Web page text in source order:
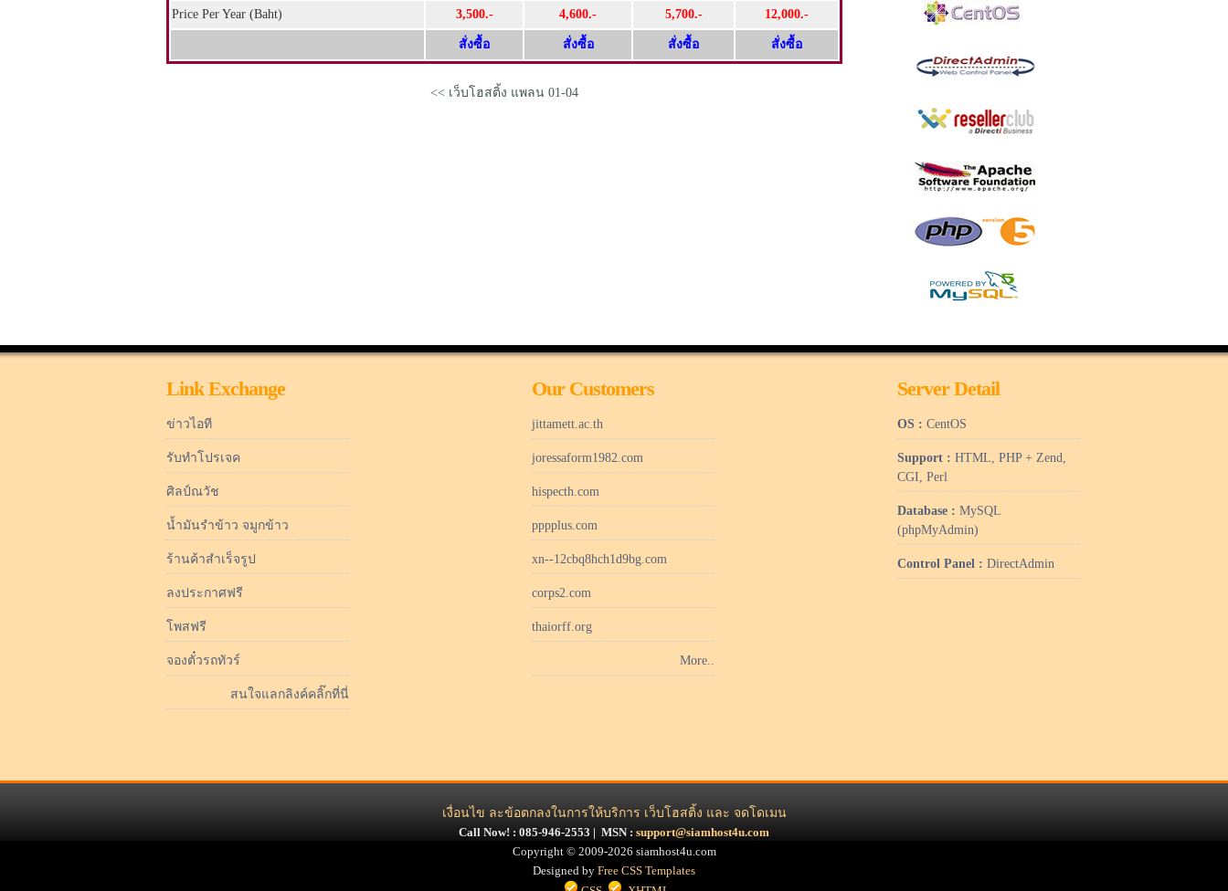
Price Per Year (Baht)
3,500.- 4,600.- 5,700.- 12,000.-
สั่งซื้อ สั่งซื้อ สั่งซื้อ สั่งซื้อ
<< เว็บโฮสติ้ง แพลน 01-04
Server Detail
OS : CentOS
Support : HTML, PHP + Zend,
CGI, Perl
Database : MySQL
(phpMyAdmin)
Control Panel : DirectAdmin
Link Exchange
ข่าวไอที
รับทำโปรเจค
ศิลป์ณวัช
น้ำมันรำข้าว จมูกข้าว
ร้านค้าสำเร็จรูป
ลงประกาศฟรี
โพสฟรี
จองตั๋วรถทัวร์
สนใจแลกลิงค์คลิ๊กที่นี่
Our Customers
jittamett.ac.th
joressaform1982.com
hispecth.com
pppplus.com
xn--12cbq8hch1d9bg.com
corps2.com
thaiorff.org
More..
เงื่อนไข ละข้อตกลงในการให้บริการ เว็บโฮสติ้ง และ จดโดเมน
Call Now! : 085-946-2553 | MSN : support@siamhost4u.com
Copyright © 2009-2026 siamhost4u.com
Designed by Free CSS Templates